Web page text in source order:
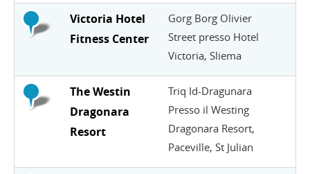
Victoria Hotel
Fitness Center
Gorg Borg Olivier
Street presso Hotel
Victoria, Sliema
The Westin
Dragonara
Resort
Triq Id-Dragunara
Presso il Westing
Dragonara Resort,
Paceville, St Julian